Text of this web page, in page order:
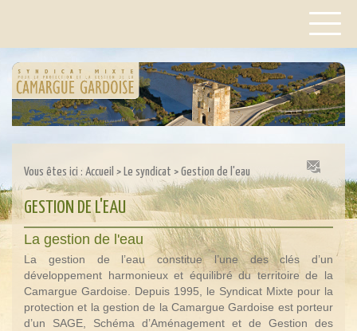
Vous êtes ici : Accueil > Le syndicat > Gestion de l'eau
GESTION DE L'EAU
La gestion de l'eau
La gestion de l’eau constitue l’une des clés d’un
développement harmonieux et équilibré du territoire de la
Camargue Gardoise. Depuis 1995, le Syndicat Mixte pour la
protection et la gestion de la Camargue Gardoise est porteur
d’un SAGE, Schéma d’Aménagement et de Gestion des